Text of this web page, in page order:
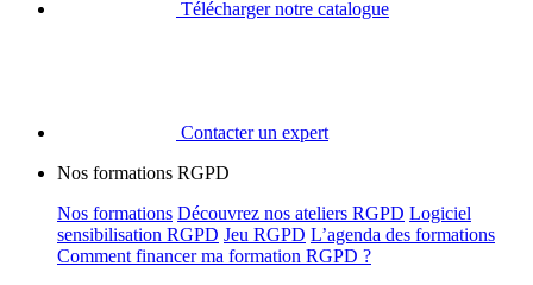
Télécharger notre catalogue
Contacter un expert
Nos formations RGPD
Nos formations Découvrez nos ateliers RGPD Logiciel
sensibilisation RGPD Jeu RGPD L’agenda des formations
Comment financer ma formation RGPD ?